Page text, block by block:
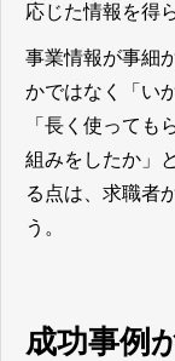
応じた情報を得
事業情報が事細
かではなく「い
「長く使っても
組みをしたか」
る点は、求職者
う。
成功事例